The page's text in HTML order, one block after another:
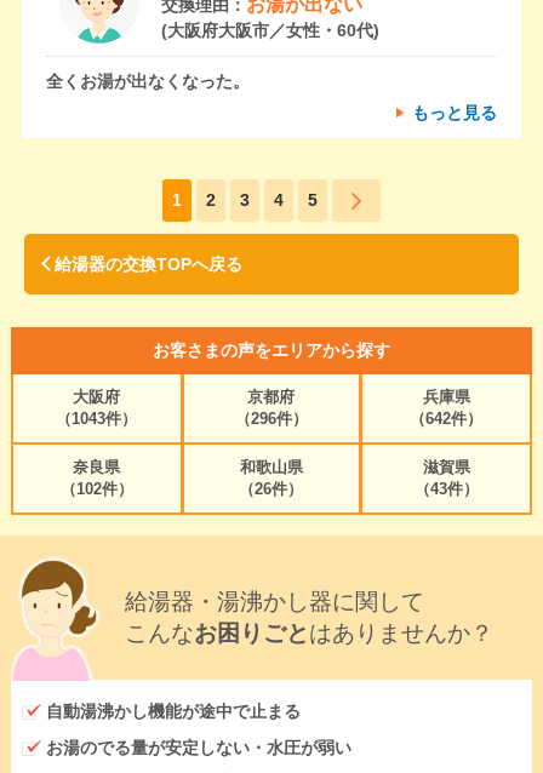
交換理由：
(大阪府大阪市／女性・60代)
全くお湯が出なくなった。
もっと見る
1 2 3 4 5
給湯器の交換TOPへ戻る
お客さまの声をエリアから探す
大阪府
（1043件）
京都府
（296件）
兵庫県
（642件）
奈良県
（102件）
和歌山県
（26件）
滋賀県
（43件）
給湯器・湯沸かし器に関して
こんなお困りごとはありませんか？
自動湯沸かし機能が途中で止まる
お湯のでる量が安定しない・水圧が弱い